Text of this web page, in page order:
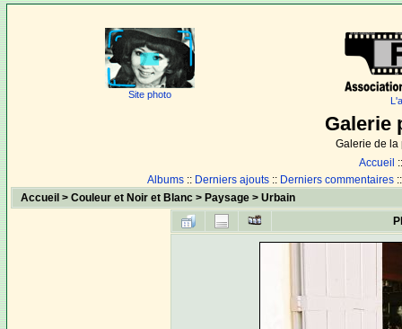
Site photo
Galerie
Galerie de la
Accueil
Albums :: Derniers ajouts :: Derniers commentaires
Accueil >Couleur et Noir et Blanc > Paysage >Urbain